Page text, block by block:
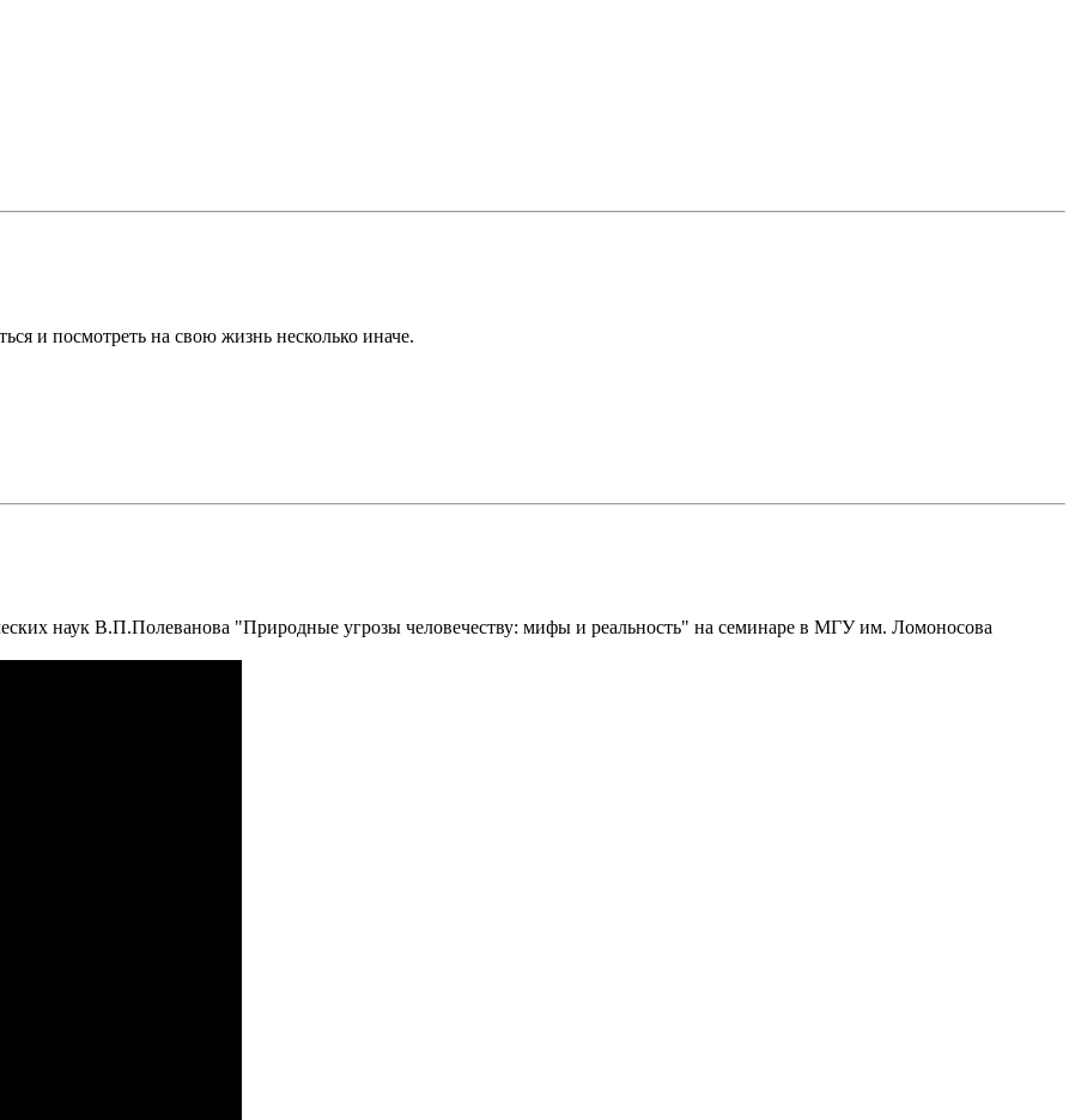
и посмотреть на свою жизнь несколько иначе.
наук В.П.Полеванова "Природные угрозы человечеству: мифы и реальность" на семинаре в МГУ им. Ломоносова